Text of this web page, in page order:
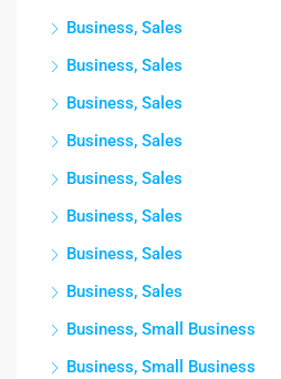
Business, Sales
Business, Sales
Business, Sales
Business, Sales
Business, Sales
Business, Sales
Business, Sales
Business, Sales
Business, Small Business
Business, Small Business